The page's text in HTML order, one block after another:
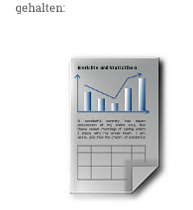
gehalten: